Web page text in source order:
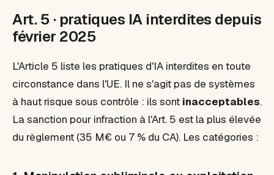
Art. 5 · pratiques IA interdites depuis
février 2025
L'Article 5 liste les pratiques d'IA interdites en toute
circonstance dans l'UE. Il ne s'agit pas de systèmes
à haut risque sous contrôle : ils sont inacceptables.
La sanction pour infraction à l'Art. 5 est la plus élevée
du règlement (35 M€ ou 7 % du CA). Les catégories :